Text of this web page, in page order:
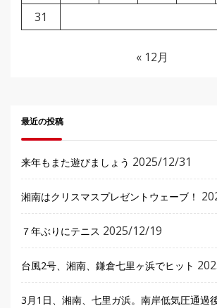
31
« 12月
最近の投稿
来年もまた遊びましょう 2025/12/31
湘南はクリスマスプレゼントウェーブ！
７年ぶりにテニス 2025/12/19
台風2号、湘南、鎌倉七里ヶ浜でヒット
3月1日、湘南、七里ガ浜。南岸低気圧通過